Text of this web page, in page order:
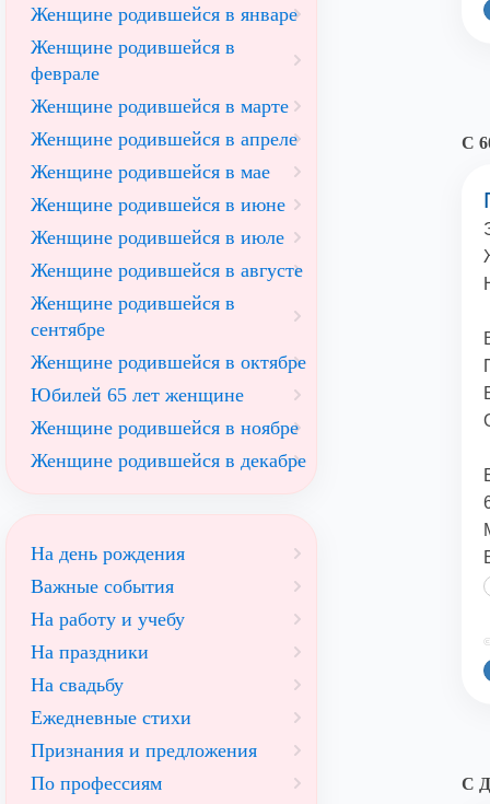
С
С
Женщине родившейся в январе
Женщине родившейся в
феврале
Женщине родившейся в марте
Женщине родившейся в апреле
Женщине родившейся в мае
Женщине родившейся в июне
Женщине родившейся в июле
Женщине родившейся в августе
Женщине родившейся в
сентябре
Женщине родившейся в октябре
Юбилей 65 лет женщине
Женщине родившейся в ноябре
Женщине родившейся в декабре
На день рождения
Важные события
На работу и учебу
На праздники
На свадьбу
Ежедневные стихи
Признания и предложения
По профессиям